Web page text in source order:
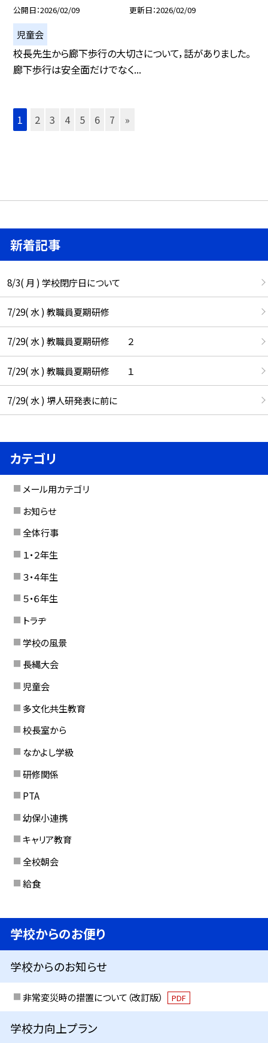
公開日 2026/02/09 更新日 2026/02/09
児童会
校長先生から廊下歩行の大切さについて，話がありました。
廊下歩行は安全面だけでなく...
1 2 3 4 5 6 7 »
新着記事
8/3( 月 ) 学校閉庁日について
7/29( 水 ) 教職員夏期研修
7/29( 水 ) 教職員夏期研修 ２
7/29( 水 ) 教職員夏期研修 １
7/29( 水 ) 堺人研発表に前に
カテゴリ
メール用カテゴリ
お知らせ
全体行事
１・２年生
３・４年生
５・６年生
トラヂ
学校の風景
長縄大会
児童会
多文化共生教育
校長室から
なかよし学級
研修関係
PTA
幼保小連携
キャリア教育
全校朝会
給食
学校からのお便り
学校からのお知らせ
非常変災時の措置について（改訂版） PDF
学校力向上プラン